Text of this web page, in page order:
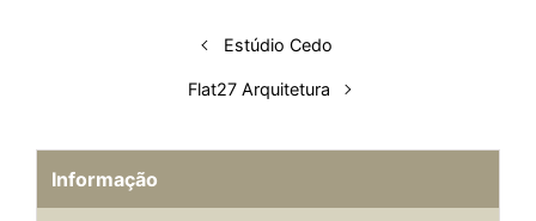
Estúdio Cedo
Flat27 Arquitetura
Informação